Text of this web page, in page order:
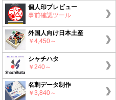
個人印プレビュー
事前確認ツール
外国人向け日本土産
￥4,450～
シャチハタ
￥240～
名刺データ制作
￥3,840～